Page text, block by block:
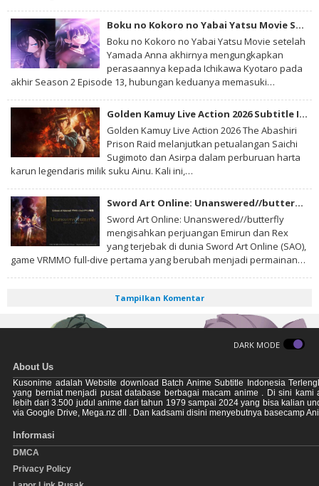
Boku no Kokoro no Yabai Yatsu Movie Subtitle Indonesia
Boku no Kokoro no Yabai Yatsu Movie setelah
Yamada Anna akhirnya mengungkapkan
perasaannya kepada Ichikawa Kyotaro pada
akhir Season 2 Episode 13, hubungan keduanya memasuki…
Golden Kamuy Live Action 2026 Subtitle Indonesia
Golden Kamuy Live Action 2026 The Abashiri
Prison Raid melanjutkan petualangan Saichi
Sugimoto dan Asirpa dalam perburuan harta
karun legendaris milik suku Ainu. Kali ini,…
Sword Art Online: Unanswered//butterfly Subtitle Indonesia
Sword Art Online: Unanswered//butterfly
mengisahkan perjuangan Emirun dan Rex
yang terjebak di dunia Sword Art Online (SAO),
game VRMMO full-dive pertama yang berubah menjadi permainan…
Tampilkan Komentar
DARK MODE
About Us
Kusonime adalah Website download Batch Anime Subtitle Indonesia
yang berniat menjadi pusat database berbagai macam anime . Di sini kami
lebih dari 3.500 judul anime dari tahun 1979 sampai 2024 yang bisa kalian
via Google Drive, Mega.nz dll . Dan kadsami disini menyebutnya basecamp
Informasi
DMCA
Privacy Policy